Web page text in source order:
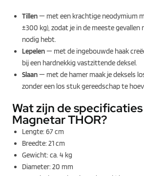
Tillen— met een krachtige neodymium
±300 kg), zodat je in de meeste gevallen
nodig hebt.
Lepelen— met de ingebouwde haak
bij een hardnekkig vastzittende deksel.
Slaan— met de hamer maak je deksels
zonder een los stuk gereedschap te
Wat zijn de
Magnetar THOR?
Lengte: 67 cm
Breedte: 21 cm
Gewicht: ca. 4 kg
Diameter: 20 mm